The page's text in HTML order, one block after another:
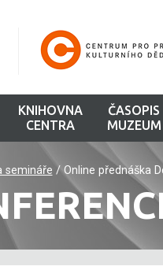
KNIHOVNA
CENTRA
ČASOPIS
MUZEUM
semináře /Online přednáška